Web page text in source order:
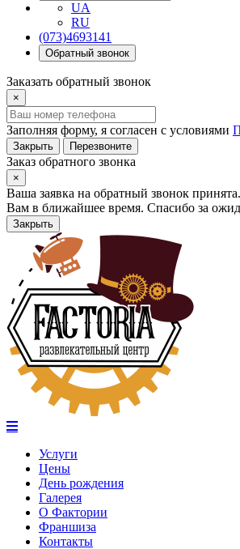
UA
RU
(073)4693141
Обратный звонок
Заказать обратный звонок
×
Заполняя форму, я согласен с условиями
Закрыть Перезвоните
Заказ обратного звонка
×
Ваша заявка на обратный звонок
Вам в ближайшее время. Спасибо за
Закрыть
Услуги
Цены
День рождения
Галерея
О Фактории
Франшиза
Контакты